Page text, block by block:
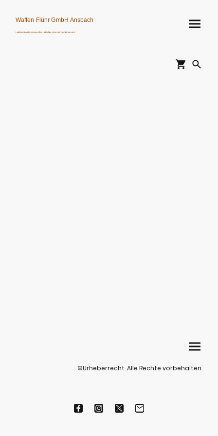
Waffen Flühr GmbH Ansbach
Leider ist nicht immer alles lieferbar, aber wir bemühen uns.
©Urheberrecht. Alle Rechte vorbehalten.